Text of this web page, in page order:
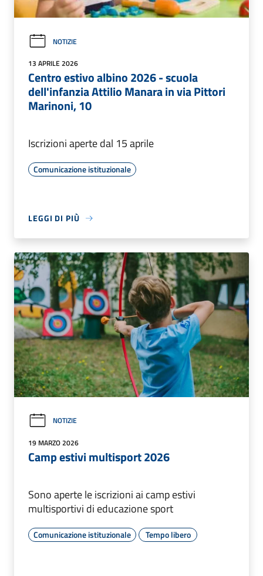
NOTIZIE
13 APRILE 2026
Centro estivo albino 2026 - scuola
dell'infanzia Attilio Manara in via Pittori
Marinoni, 10
Iscrizioni aperte dal 15 aprile
Comunicazione istituzionale
LEGGI DI PIÙ
NOTIZIE
19 MARZO 2026
Camp estivi multisport 2026
Sono aperte le iscrizioni ai camp estivi
multisportivi di educazione sport
Comunicazione istituzionale Tempo libero